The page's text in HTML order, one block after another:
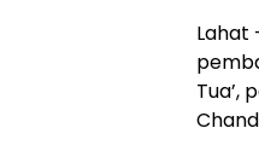
Lahat
Tua’,